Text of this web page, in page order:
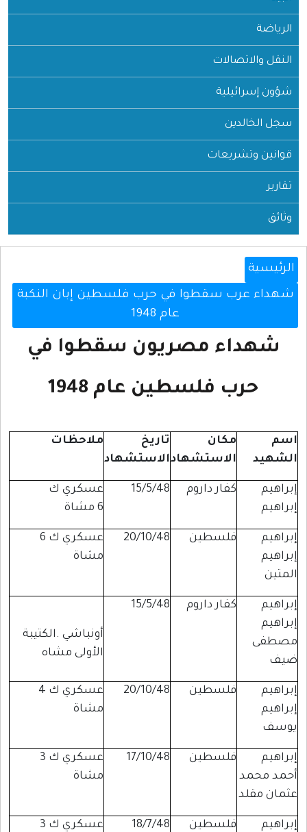
الرياضة
النقل والاتصالات
شؤون إسرائيلية
سجل الخالدين
قوانين وتشريعات
تقارير
وثائق
الرئيسية
شهداء عرب سقطوا في حرب فلسطين إبان النكبة
عام 1948
شهداء مصريون سقطوا في
حرب فلسطين عام 1948
اسم
الشهيد
مكان
الاستشهاد
تاريخ
الاستشهاد
ملاحظات
إبراهيم
إبراهيم
كفار داروم 15/5/48
عسكري ك
6 مشاة
إبراهيم
إبراهيم
المتين
فلسطين 20/10/48
عسكري ك 6
مشاة
إبراهيم
إبراهيم
مصطفى
ضيف
كفار داروم 15/5/48
أونباشي .الكتيبة
الأولى مشاه
إبراهيم
إبراهيم
يوسف
فلسطين 20/10/48
عسكري ك 4
مشاة
إبراهيم
أحمد محمد
عثمان مقلد
فلسطين 17/10/48
عسكري ك 3
مشاة
إبراهيم
فلسطين 18/7/48
عسكري ك 3